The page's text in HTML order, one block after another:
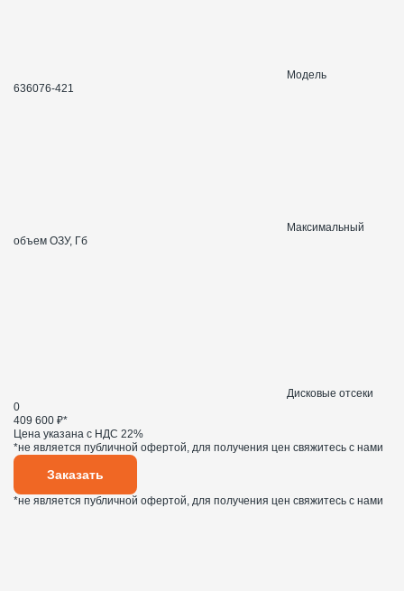
Модель
636076-421
Максимальный
объем ОЗУ, Гб
Дисковые отсеки
0
409 600 ₽*
Цена указана с НДС 22%
*не является публичной офертой, для получения цен свяжитесь с нами
Заказать
*не является публичной офертой, для получения цен свяжитесь с нами